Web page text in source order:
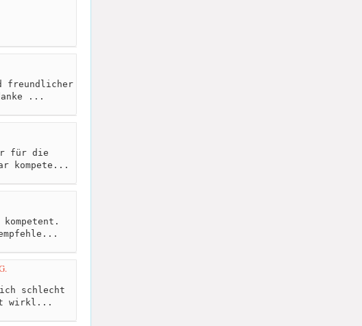
freundlicher
...
für die
kompete...
schlecht
wirkl...